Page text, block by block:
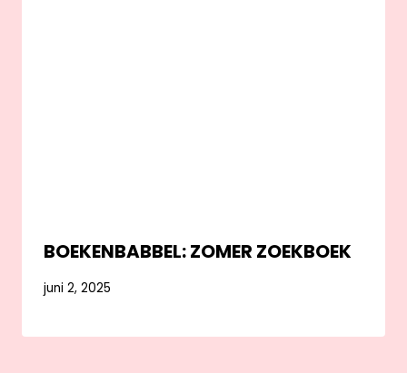
BOEKENBABBEL: ZOMER ZOEKBOEK
juni 2, 2025